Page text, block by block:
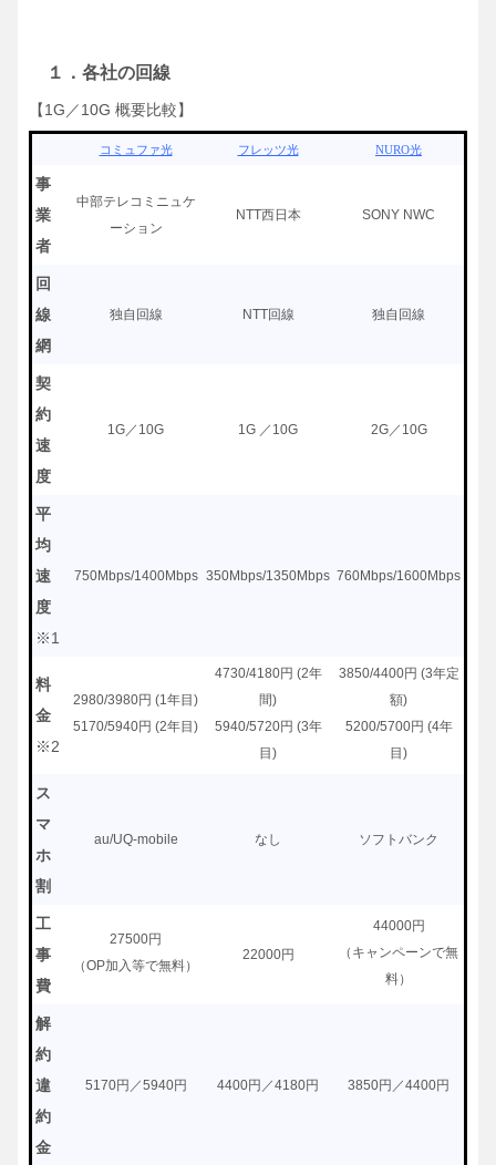
１．各社の回線
【1G／10G 概要比較】
コミュファ光 フレッツ光 NURO光
事
業
者
中部テレコミニュケ
ーション
NTT西日本 SONY NWC
回
線
網
独自回線 NTT回線 独自回線
契
約
速
度
1G／10G 1G ／10G 2G／10G
平
均
速
度
※1
750Mbps/1400Mbps 350Mbps/1350Mbps 760Mbps/1600Mbps
料
金
※2
2980/3980円 (1年目)
5170/5940円 (2年目)
4730/4180円 (2年
間)
5940/5720円 (3年
目)
3850/4400円 (3年定
額)
5200/5700円 (4年
目)
ス
マ
ホ
割
au/UQ-mobile なし ソフトバンク
工
事
費
27500円
（OP加入等で無料）
22000円
44000円
（キャンペーンで無
料）
解
約
違
約
金
5170円／5940円 4400円／4180円 3850円／4400円